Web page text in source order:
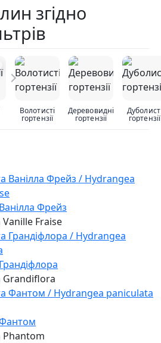
згідно
Волотисті
гортензії
Деревовидні
гортензії гортензії
Фрейз
Fraise
Grandiflora
Фантом
Phantom